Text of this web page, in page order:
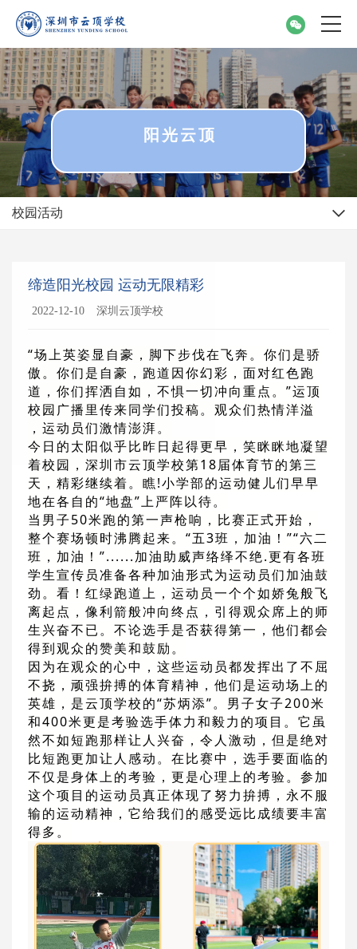
阳光云顶
校园活动
缔造阳光校园 运动无限精彩
2022-12-10 深圳云顶学校
“场上英姿显自豪，脚下步伐在飞奔。你们是骄
傲。你们是自豪，跑道因你幻彩，面对红色跑
道，你们挥洒自如，不惧一切冲向重点。”运顶
校园广播里传来同学们投稿。观众们热情洋溢
，运动员们激情澎湃。
今日的太阳似乎比昨日起得更早，笑眯眯地凝望
着校园，深圳市云顶学校第18届体育节的第三
天，精彩继续着。瞧!小学部的运动健儿们早早
地在各自的“地盘”上严阵以待。
当男子50米跑的第一声枪响，比赛正式开始，
整个赛场顿时沸腾起来。“五3班，加油！”“六二
班，加油！”......加油助威声络绎不绝.更有各班
学生宣传员准备各种加油形式为运动员们加油鼓
劲。看！红绿跑道上，运动员一个个如娇兔般飞
离起点，像利箭般冲向终点，引得观众席上的师
生兴奋不已。不论选手是否获得第一，他们都会
得到观众的赞美和鼓励。
因为在观众的心中，这些运动员都发挥出了不屈
不挠，顽强拚搏的体育精神，他们是运动场上的
英雄，是云顶学校的“苏炳添”。男子女子200米
和400米更是考验选手体力和毅力的项目。它虽
然不如短跑那样让人兴奋，令人激动，但是绝对
比短跑更加让人感动。在比赛中，选手要面临的
不仅是身体上的考验，更是心理上的考验。参加
这个项目的运动员真正体现了努力拚搏，永不服
输的运动精神，它给我们的感受远比成绩要丰富
得多。